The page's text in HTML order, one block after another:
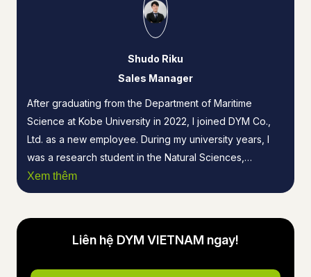
Shudo Riku
Sales Manager
After graduating from the Department of Maritime
Science at Kobe University in 2022, I joined DYM Co.,
Ltd. as a new employee. During my university years, I
was a research student in the Natural Sciences,
majoring in Electronic Physical Engineering. While
primarily conducting research on optical materials, I also
VIETNAM, I have established the advertising agency
Xem thêm
Liên hệ DYM VIETNAM ngay!